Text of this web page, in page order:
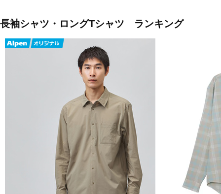
長袖シャツ・ロングTシャツ ランキング